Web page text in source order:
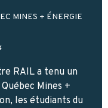
MINES + ÉNERGIE
RAIL a tenu un
Mines +
les étudiants du